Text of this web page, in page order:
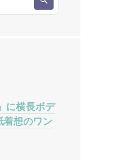
に横長ボデ
着想のワン